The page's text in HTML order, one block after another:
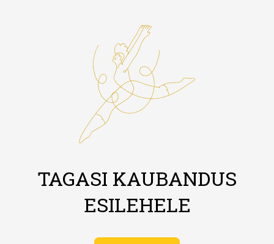
TAGASI KAUBANDUS
ESILEHELE